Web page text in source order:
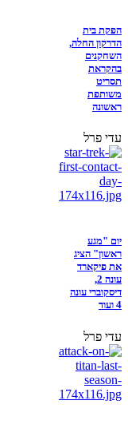
הפקת בית
הדרקון החלה,
השחקנים
בהקראת
תסריט
משותפת
ראשונה
עדי פרל
יום "מגע
ראשון" הציג
את פיקארד
עונה 2,
דיסקוברי עונה
4 ועוד
עדי פרל